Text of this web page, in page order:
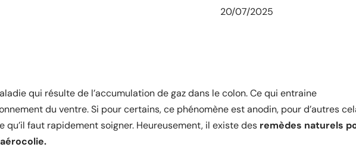
20/07/2025
qui résulte de l’accumulation de gaz dans le colon. Ce qui entraine
du ventre. Si pour certains, ce phénomène est anodin, pour d’autres
qu’il faut rapidement soigner. Heureusement, il existe des remèdes naturels